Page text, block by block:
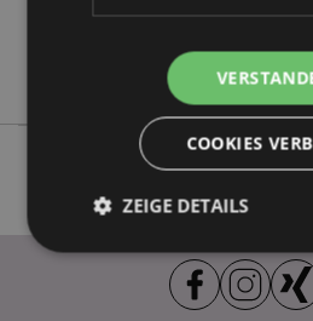
Asterix & Obelix
COOKIES
ZEIGE DETAILS
Unbedingt notwendige